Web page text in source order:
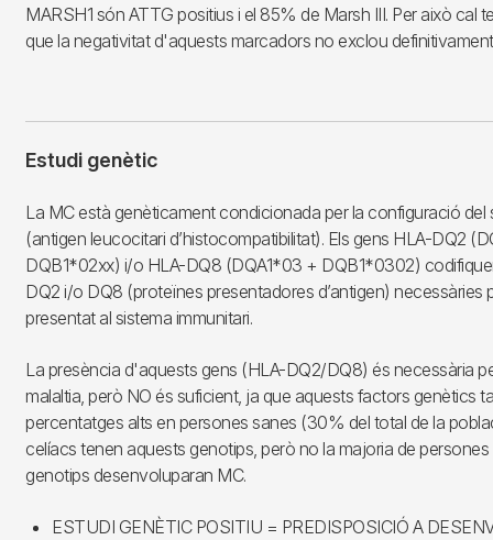
MARSH1 són ATTG positius i el 85% de Marsh III. Per això cal
que la negativitat d'aquests marcadors no exclou
Estudi genètic
La MC està genèticament condicionada per la configuració del
(antigen leucocitari d’histocompatibilitat). Els gens HLA-DQ2
DQB1*02xx) i/o HLA-DQ8 (DQA1*03 + DQB1*0302)
DQ2 i/o DQ8 (proteïnes presentadores d’antigen) necessàries
presentat al sistema immunitari.
La presència d'aquests gens (HLA-DQ2/DQ8) és necessària
malaltia, però NO és suficient, ja que aquests factors genètics
percentatges alts en persones sanes (30% del total de la
celíacs tenen aquests genotips, però no la majoria de
genotips desenvoluparan MC.
ESTUDI GENÈTIC POSITIU = PREDISPOSICIÓ A